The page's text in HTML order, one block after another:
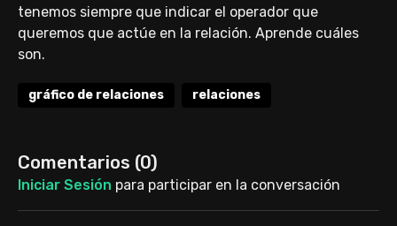
tenemos siempre que indicar el operador que
queremos que actúe en la relación. Aprende cuáles
son.
gráfico de relaciones relaciones
Comentarios (0)
Iniciar Sesión para participar en la conversación